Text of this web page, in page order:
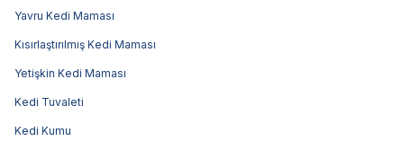
Yavru Kedi Maması
Kısırlaştırılmış Kedi Maması
Yetişkin Kedi Maması
Kedi Tuvaleti
Kedi Kumu